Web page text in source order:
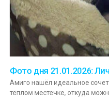
Фото дня 21.01.2026:
Амиго нашёл идеальное
тёплом местечке, откуда